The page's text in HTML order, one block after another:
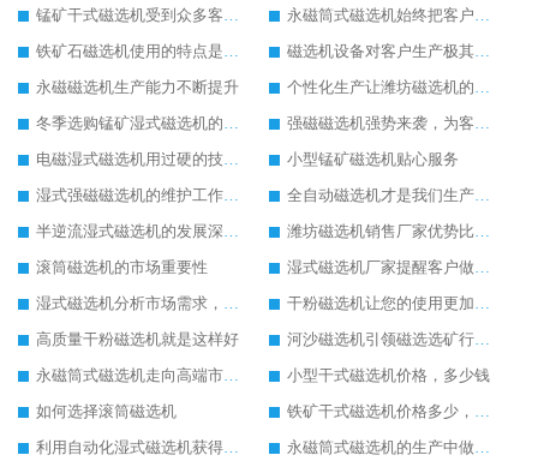
锰矿干式磁选机受到众多客户的推荐
永磁筒式磁选机始终把客户需求放在首位
铁矿石磁选机使用的特点是比较方便
磁选机设备对客户生产极其重要
永磁磁选机生产能力不断提升
个性化生产让潍坊磁选机的使用更加便利
冬季选购锰矿湿式磁选机的注意事项
强磁磁选机强势来袭，为客户提供更多帮助
电磁湿式磁选机用过硬的技术为客户生产带去便利
小型锰矿磁选机贴心服务
湿式强磁磁选机的维护工作是如此的简单
全自动磁选机才是我们生产需要的
半逆流湿式磁选机的发展深入人心
潍坊磁选机销售厂家优势比较高
滚筒磁选机的市场重要性
湿式磁选机厂家提醒客户做好湿式磁选机的维护工作
湿式磁选机分析市场需求，提升生产技术
干粉磁选机让您的使用更加放心
高质量干粉磁选机就是这样好
河沙磁选机引领磁选选矿行业快速发展
永磁筒式磁选机走向高端市场发展
小型干式磁选机价格，多少钱
如何选择滚筒磁选机
铁矿干式磁选机价格多少，贵不贵
利用自动化湿式磁选机获得客户认可
永磁筒式磁选机的生产中做出新的改变